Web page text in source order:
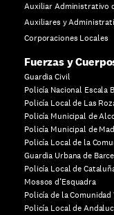
Auxiliar Administrativo
Auxiliares y
Corporaciones Locales
Fuerzas y
Guardia Civil
Policía Nacional Escala
Policía Local de Las
Policía Municipal de
Policía Municipal de
Policía Local de la
Guardia Urbana de
Policía Local de
Mossos d’Esquadra
Policía de la Comunidad
Policía Local de